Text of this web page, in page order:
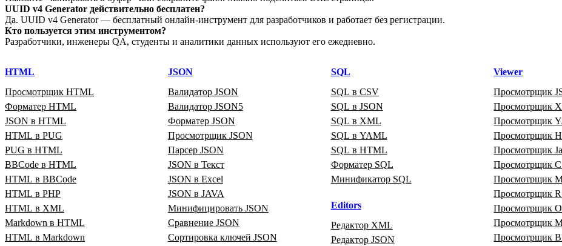
UUID v4 Generator действительно бесплатен?
Да. UUID v4 Generator — бесплатный онлайн‑инструмент для разработчиков и работает без регистрации.
Кто пользуется этим инструментом?
Разработчики, инженеры QA, студенты и аналитики данных используют его ежедневно.
HTML
Просмотрщик HTML
Форматер HTML
JSON в HTML
HTML в PUG
PUG в HTML
BBCode в HTML
HTML в BBCode
HTML в PHP
HTML в XML
Markdown в HTML
HTML в Markdown
JSON
Валидатор JSON
Валидатор JSON5
Форматер JSON
Просмотрщик JSON
Парсер JSON
JSON в Текст
JSON в Excel
JSON в JAVA
Минифицировать JSON
Сравнение JSON
Сортировка ключей JSON
SQL
SQL в CSV
SQL в JSON
SQL в XML
SQL в YAML
SQL в HTML
Форматер SQL
Минификатор SQL
Editors
Редактор XML
Редактор JSON
Viewer
Просмотрщик
Просмотрщик
Просмотрщик
Просмотрщик
Просмотрщик
Просмотрщик
Просмотрщик
Просмотрщик
Просмотрщик
Просмотрщик
Просмотрщик